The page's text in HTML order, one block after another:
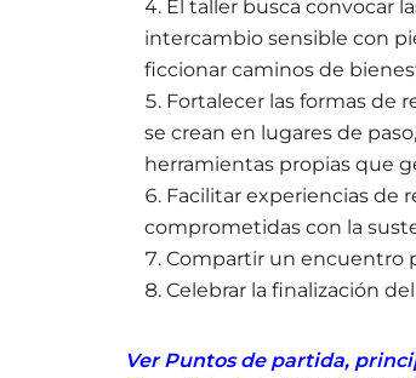
El taller busca convocar
intercambio sensible con
ficcionar caminos de
Fortalecer las formas de
se crean en lugares de
herramientas propias que
Facilitar experiencias de
comprometidas con la
Compartir un encuentro
Celebrar la finalización
Ver Puntos de partida,